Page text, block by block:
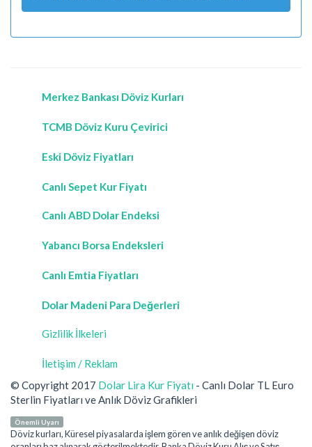
Merkez Bankası Döviz Kurları
TCMB Döviz Kuru Çevirici
Eski Döviz Fiyatları
Canlı Sepet Kur Fiyatı
Canlı ABD Dolar Endeksi
Yabancı Borsa Endeksleri
Canlı Emtia Fiyatları
Dolar Madeni Para Değerleri
Gizlilik İlkeleri
İletişim / Reklam
© Copyright 2017 Dolar Lira Kur Fiyatı - Canlı Dolar TL Euro
Sterlin Fiyatları ve Anlık Döviz Grafikleri
Önemli Uyarı
Döviz kurları, Küresel piyasalarda işlem gören ve anlık değişen döviz